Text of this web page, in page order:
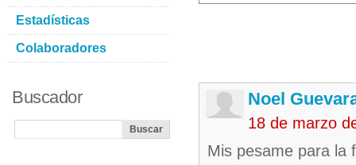
Noel
18 de marzo
Mis pesame para la
Estadísticas
Colaboradores
Buscador